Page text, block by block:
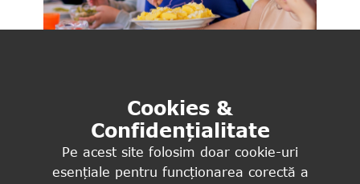
Cookies &
Confidențialitate
Pe acest site folosim doar cookie-uri
esențiale pentru funcționarea corectă a